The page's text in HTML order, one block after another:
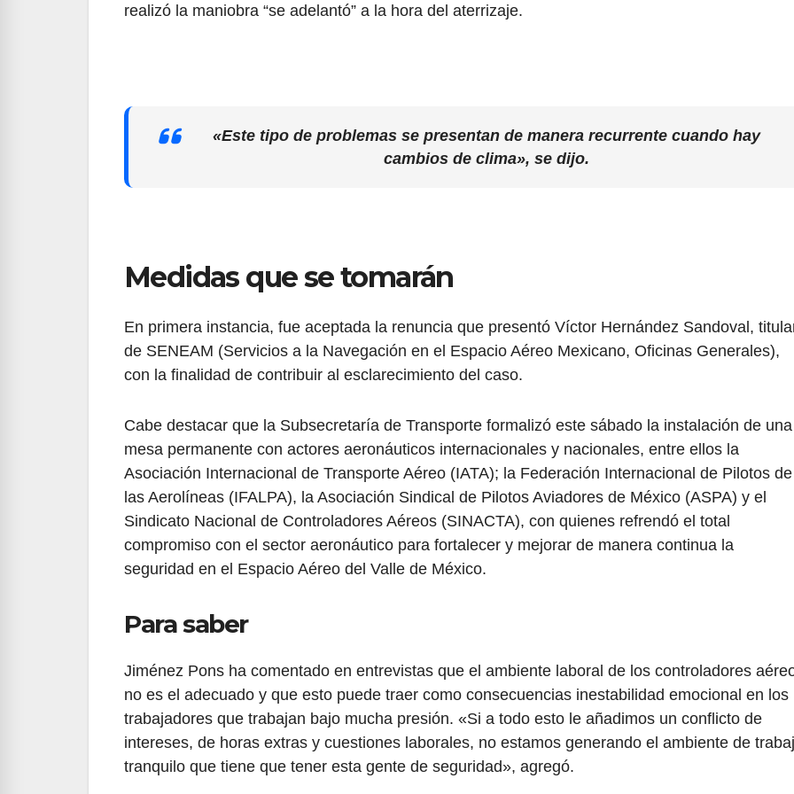
realizó la maniobra “se adelantó” a la hora del aterrizaje.
«Este tipo de problemas se presentan de manera recurrente cuando hay
cambios de clima», se dijo.
Medidas que se tomarán
En primera instancia, fue aceptada la renuncia que presentó Víctor Hernández Sandoval,
de SENEAM (Servicios a la Navegación en el Espacio Aéreo Mexicano, Oficinas Generales),
con la finalidad de contribuir al esclarecimiento del caso.
Cabe destacar que la Subsecretaría de Transporte formalizó este sábado la instalación de una
mesa permanente con actores aeronáuticos internacionales y nacionales, entre ellos la
Asociación Internacional de Transporte Aéreo (IATA); la Federación Internacional de Pilotos de
las Aerolíneas (IFALPA), la Asociación Sindical de Pilotos Aviadores de México (ASPA) y el
Sindicato Nacional de Controladores Aéreos (SINACTA), con quienes refrendó el total
compromiso con el sector aeronáutico para fortalecer y mejorar de manera continua la
seguridad en el Espacio Aéreo del Valle de México.
Para saber
Jiménez Pons ha comentado en entrevistas que el ambiente laboral de los controladores
no es el adecuado y que esto puede traer como consecuencias inestabilidad emocional en los
trabajadores que trabajan bajo mucha presión. «Si a todo esto le añadimos un conflicto de
intereses, de horas extras y cuestiones laborales, no estamos generando el ambiente de
tranquilo que tiene que tener esta gente de seguridad», agregó.